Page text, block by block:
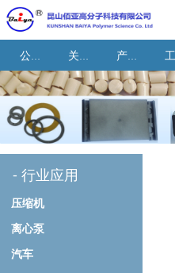
公司首页 关于我们 产品与应用
- 行业应用
压缩机
离心泵
汽车